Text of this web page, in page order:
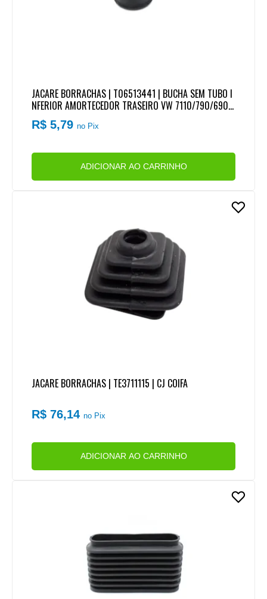
JACARE BORRACHAS | T06513441 | BUCHA SEM TUBO I
NFERIOR AMORTECEDOR TRASEIRO VW 7110/790/690/
7100/8140/8150/8120/9150 MICROBUS
R$ 5,79no Pix
ADICIONAR AO CARRINHO
JACARE BORRACHAS | TE3711115 | CJ COIFA
R$ 76,14no Pix
ADICIONAR AO CARRINHO